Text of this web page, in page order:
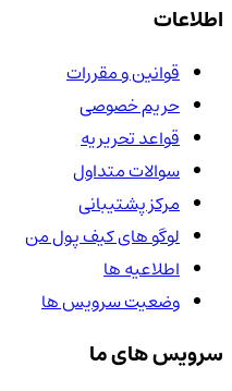
اطلاعات
قوانین و مقررات
حریم خصوصی
قواعد تحریریه
سوالات متداول
مرکز پشتیبانی
لوگو های کیف پول من
اطلاعیه ها
وضعیت سرویس ها
سرویس های ما